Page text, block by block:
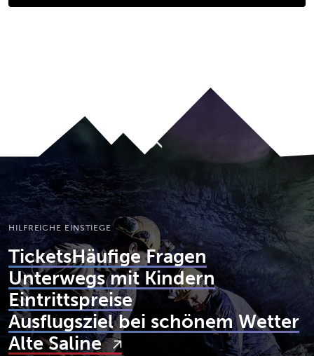
Nach oben
HILFREICHE EINSTIEGE
TicketsHäufige Fragen
Unterwegs mit Kindern
Eintrittspreise
Ausflugsziel bei schönem Wetter
Alte Saline